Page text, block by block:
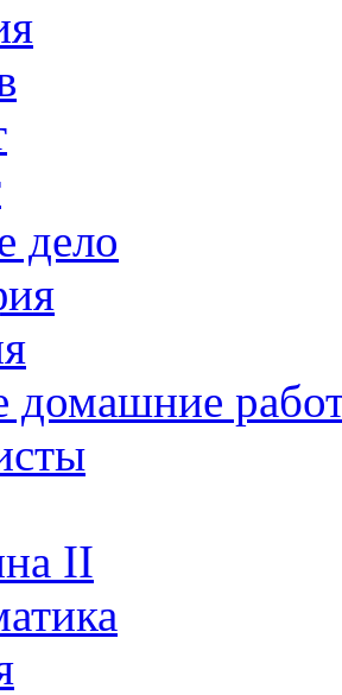
дело
домашние
II